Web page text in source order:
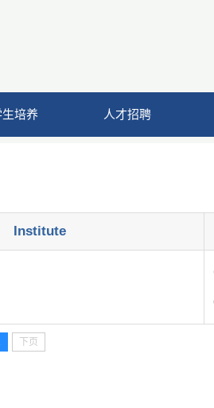
生培养 人才招聘
Institute
下页